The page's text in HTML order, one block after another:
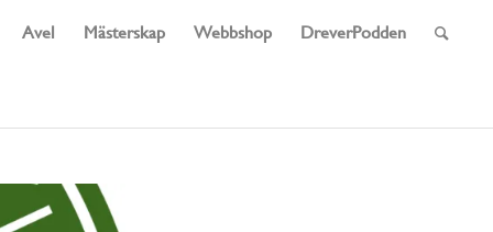
Avel Mästerskap Webbshop DreverPodden